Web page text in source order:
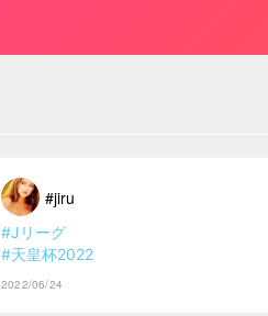
#jiru
#Jリーグ
#天皇杯2022
2022/06/24